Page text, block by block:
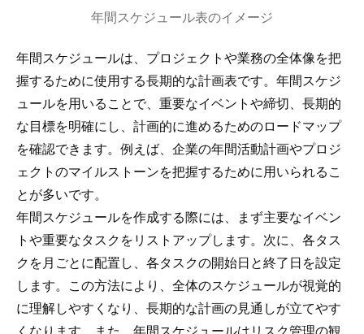
年間スケジュール表のイメージ
年間スケジュールは、プロジェクトや業務の全体像を把
握するために使用する長期的な計画表です。年間スケジ
ュールを用いることで、重要なイベントや締切、長期的
な目標を明確にし、計画的に進めるためのロードマップ
を確認できます。例えば、企業の年間活動計画やプロジ
ェクトのマイルストーンを把握するために用いられるこ
とが多いです。
年間スケジュールを作成する際には、まず主要なイベン
トや重要なタスクをリストアップします。次に、各タス
クを月ごとに配置し、各タスクの開始日と終了日を設定
します。この方法により、全体のスケジュールが視覚的
に理解しやすくなり、長期的な計画の見通しが立てやす